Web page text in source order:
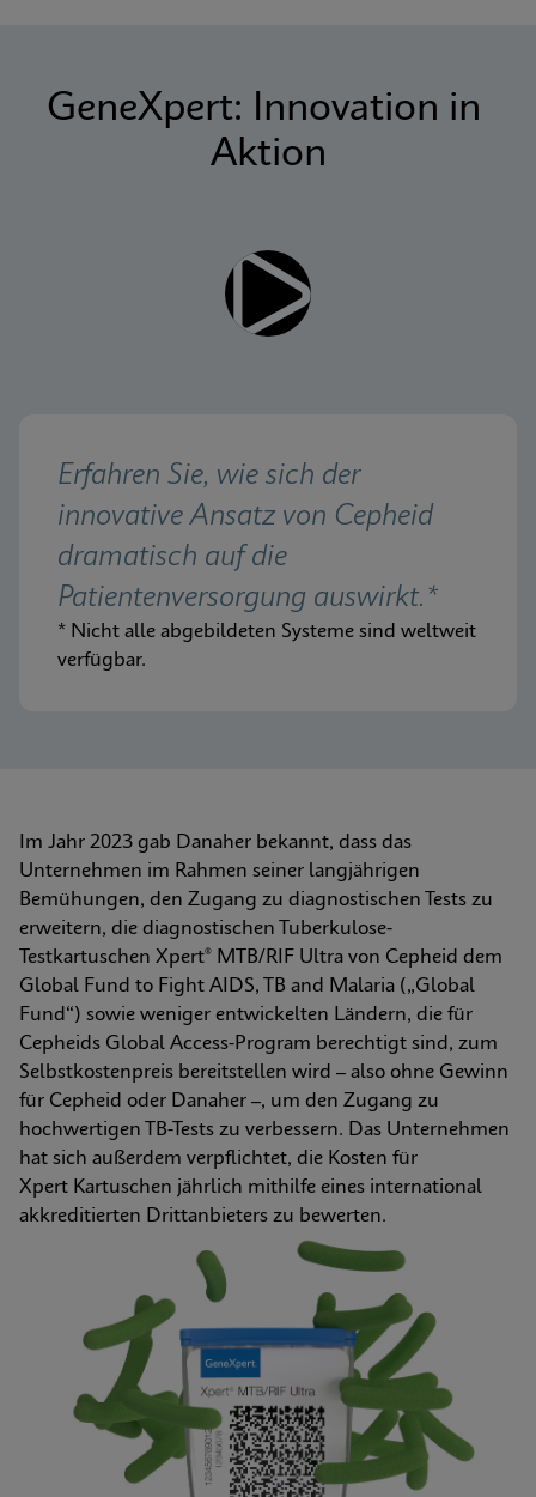
GeneXpert: Innovation in
Aktion
Erfahren Sie, wie sich der
innovative Ansatz von Cepheid
dramatisch auf die
Patientenversorgung auswirkt.*
* Nicht alle abgebildeten Systeme sind weltweit
verfügbar.
Im Jahr 2023 gab Danaher bekannt, dass das
Unternehmen im Rahmen seiner langjährigen
Bemühungen, den Zugang zu diagnostischen Tests zu
erweitern, die diagnostischen Tuberkulose-
Testkartuschen Xpert® MTB/RIF Ultra von Cepheid dem
Global Fund to Fight AIDS, TB and Malaria („Global
Fund“) sowie weniger entwickelten Ländern, die für
Cepheids Global Access-Program berechtigt sind, zum
Selbstkostenpreis bereitstellen wird – also ohne Gewinn
für Cepheid oder Danaher –, um den Zugang zu
hochwertigen TB-Tests zu verbessern. Das Unternehmen
hat sich außerdem verpflichtet, die Kosten für
Xpert Kartuschen jährlich mithilfe eines international
akkreditierten Drittanbieters zu bewerten.